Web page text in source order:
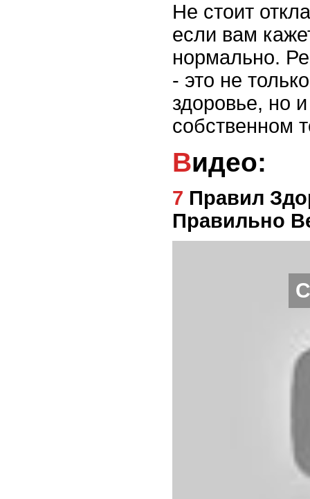
Не стоит
если вам
нормально.
- это не
здоровье, но
собственном
Видео:
7 Правил Здорового Образа Жизни - Как
Правильно